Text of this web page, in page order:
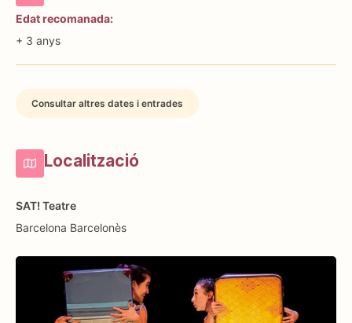
Edat recomanada:
+ 3 anys
Consultar altres dates i entrades
Localització
SAT! Teatre
Barcelona Barcelonès